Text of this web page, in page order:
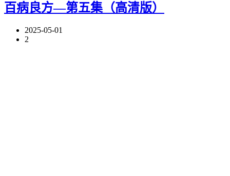
百病良方—第五集（高清版）
2025-05-01
2